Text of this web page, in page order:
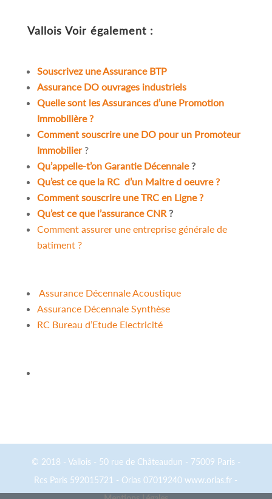
Vallois Voir également :
Souscrivez une Assurance BTP
Assurance DO ouvrages industriels
Quelle sont les Assurances d’une Promotion
Immobilière ?
Comment souscrire une DO pour un Promoteur
Immobilier?
Qu’appelle-t’on Garantie Décennale?
Qu’est ce que la RC d’un Maitre d oeuvre ?
Comment souscrire une TRC en Ligne ?
Qu’est ce que l’assurance CNR?
Comment assurer une entreprise générale de
batiment ?
Assurance Décennale Acoustique
Assurance Décennale Synthèse
RC Bureau d’Etude Electricité
© 2018 - Vallois - 50 rue de Châteaudun - 75009 Paris -
Rcs Paris 592015721 - Orias 07019240 www.orias.fr -